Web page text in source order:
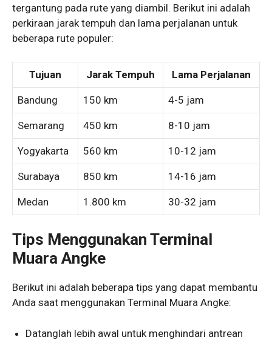
tergantung pada rute yang diambil. Berikut ini adalah
perkiraan jarak tempuh dan lama perjalanan untuk
beberapa rute populer:
Tujuan Jarak Tempuh Lama Perjalanan
Bandung 150 km 4-5 jam
Semarang 450 km 8-10 jam
Yogyakarta 560 km 10-12 jam
Surabaya 850 km 14-16 jam
Medan 1.800 km 30-32 jam
Tips Menggunakan Terminal
Muara Angke
Berikut ini adalah beberapa tips yang dapat membantu
Anda saat menggunakan Terminal Muara Angke:
Datanglah lebih awal untuk menghindari antrean